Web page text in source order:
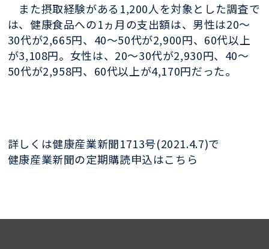
また摂取経験がある1,200人を対象とした調査で
は、健康食品への1ヵ月の支出額は、男性は20～
30代が2,665円、40～50代が2,900円、60代以上
が3,108円。女性は、20～30代が2,930円、40～
50代が2,958円、60代以上が4,170円だった。
詳しくは健康産業新聞1713号(2021.4.7)で
健康産業新聞の定期購読申込はこちら